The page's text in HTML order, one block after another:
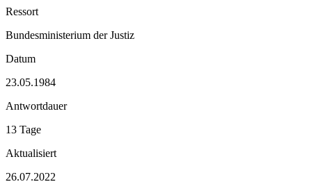
Ressort
Bundesministerium der Justiz
Datum
23.05.1984
Antwortdauer
13 Tage
Aktualisiert
26.07.2022